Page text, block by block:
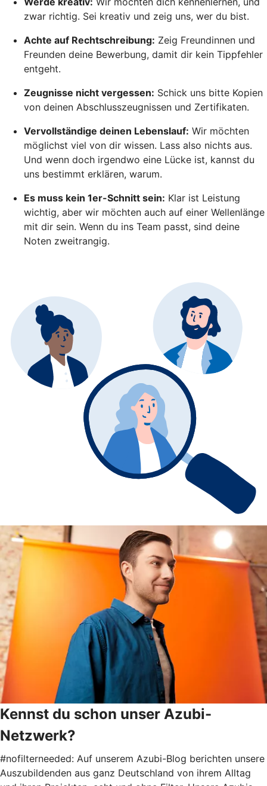
zwar richtig. Sei kreativ und zeig uns, wer du bist.
Achte auf Rechtschreibung: Zeig Freundinnen und
Freunden deine Bewerbung, damit dir kein Tippfehler
entgeht.
Zeugnisse nicht vergessen: Schick uns bitte Kopien
von deinen Abschlusszeugnissen und Zertifikaten.
Vervollständige deinen Lebenslauf: Wir möchten
möglichst viel von dir wissen. Lass also nichts aus.
Und wenn doch irgendwo eine Lücke ist, kannst du
uns bestimmt erklären, warum.
Es muss kein 1er-Schnitt sein: Klar ist Leistung
wichtig, aber wir möchten auch auf einer Wellenlänge
mit dir sein. Wenn du ins Team passt, sind deine
Noten zweitrangig.
Kennst du schon unser Azubi-
Netzwerk?
#nofilterneeded: Auf unserem Azubi-Blog berichten unsere
Auszubildenden aus ganz Deutschland von ihrem Alltag